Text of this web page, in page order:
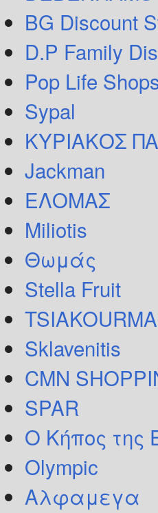
BG Discount
D.P Family
Pop Life
Sypal
ΚΥΡΙΑΚΟΣ
Jackman
ΕΛΟΜΑΣ
Miliotis
Θωμάς
Stella Fruit
Sklavenitis
CMN
SPAR
Ο Κήπος της
Olympic
Αλφαμεγα